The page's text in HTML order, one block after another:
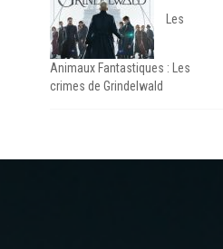
Les
Animaux Fantastiques : Les
crimes de Grindelwald